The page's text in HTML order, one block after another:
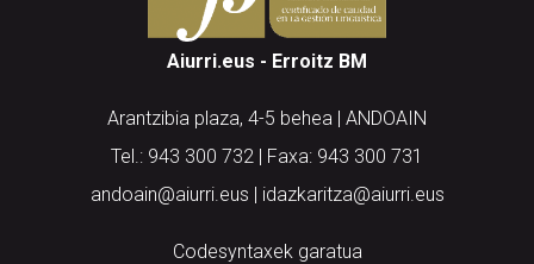
Aiurri.eus - Erroitz BM
Arantzibia plaza, 4-5 behea | ANDOAIN
Tel.: 943 300 732 | Faxa: 943 300 731
andoain@aiurri.eus | idazkaritza@aiurri.eus
Codesyntaxek garatua